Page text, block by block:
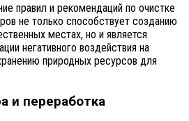
правил и рекомендаций по очистке
не только способствует созданию
местах, но и является
негативного воздействия на
природных ресурсов для
и переработка